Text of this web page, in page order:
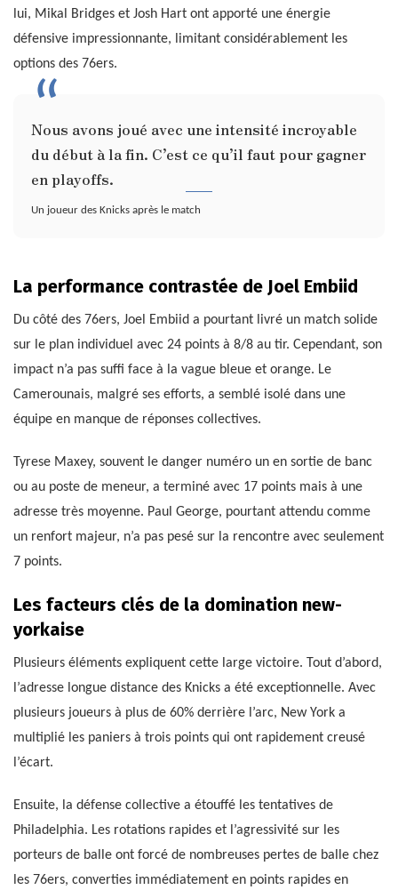
lui, Mikal Bridges et Josh Hart ont apporté une énergie
défensive impressionnante, limitant considérablement les
options des 76ers.
Nous avons joué avec une intensité incroyable
du début à la fin. C’est ce qu’il faut pour gagner
en playoffs.
Un joueur des Knicks après le match
La performance contrastée de Joel Embiid
Du côté des 76ers, Joel Embiid a pourtant livré un match solide
sur le plan individuel avec 24 points à 8/8 au tir. Cependant, son
impact n’a pas suffi face à la vague bleue et orange. Le
Camerounais, malgré ses efforts, a semblé isolé dans une
équipe en manque de réponses collectives.
Tyrese Maxey, souvent le danger numéro un en sortie de banc
ou au poste de meneur, a terminé avec 17 points mais à une
adresse très moyenne. Paul George, pourtant attendu comme
un renfort majeur, n’a pas pesé sur la rencontre avec seulement
7 points.
Les facteurs clés de la domination new-
yorkaise
Plusieurs éléments expliquent cette large victoire. Tout d’abord,
l’adresse longue distance des Knicks a été exceptionnelle. Avec
plusieurs joueurs à plus de 60% derrière l’arc, New York a
multiplié les paniers à trois points qui ont rapidement creusé
l’écart.
Ensuite, la défense collective a étouffé les tentatives de
Philadelphia. Les rotations rapides et l’agressivité sur les
porteurs de balle ont forcé de nombreuses pertes de balle chez
les 76ers, converties immédiatement en points rapides en